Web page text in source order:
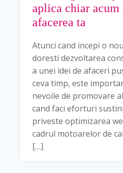
aplica chiar acum
afacerea ta
Atunci cand incepi o
doresti dezvoltarea
a unei idei de afaceri
ceva timp, este
nevoile de promovare
cand faci eforturi
priveste optimizarea
cadrul motoarelor de
[…]